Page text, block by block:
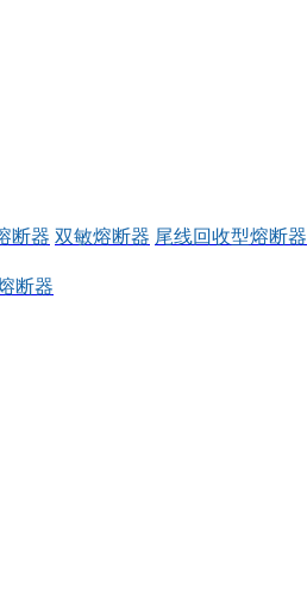
断器 双敏熔断器 尾线回收型熔断器
断器